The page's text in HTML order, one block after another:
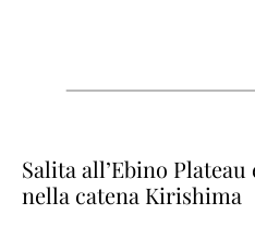
Salita all’Ebino
nella catena Kirishima